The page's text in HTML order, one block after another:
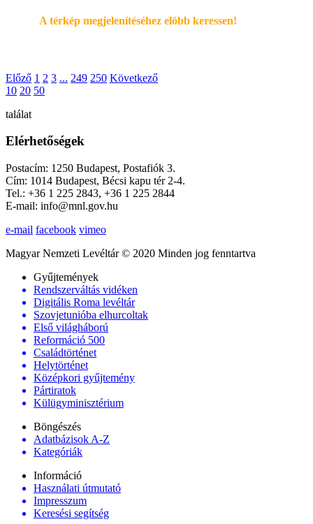
A térkép megjelenítéséhez elöbb keressen!
Előző 1 2 3 ... 249 250 Következő
10 20 50
találat
Elérhetőségek
Postacím: 1250 Budapest, Postafiók 3.
Cím: 1014 Budapest, Bécsi kapu tér 2-4.
Tel.: +36 1 225 2843, +36 1 225 2844
E-mail: info@mnl.gov.hu
e-mail facebook vimeo
Magyar Nemzeti Levéltár © 2020 Minden jog fenntartva
Gyűjtemények
Rendszerváltás vidéken
Digitális Roma levéltár
Szovjetunióba elhurcoltak
Első világháború
Reformáció 500
Családtörténet
Helytörténet
Középkori gyűjtemény
Pártiratok
Külügyminisztérium
Böngészés
Adatbázisok A-Z
Kategóriák
Információ
Használati útmutató
Impresszum
Keresési segítség